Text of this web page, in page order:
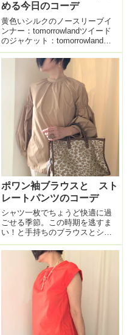
める今日のコーデ
黄色いシルクのノースリーブイ
ンナー：tomorrowlandツイード
のジャケット：tomorrowlandス
カート：tomorrowlandバッグ：
FENDIパンプス：PELLICO本
日、上から下までtomorrowland
のコーデ。なんと...
ポワン袖ブラウスと スト
レートパンツのコーデ
シャツ一枚でちょうど快適に過
ごせる季節。この時期を逃すま
い！と手持ちのブラウスとシャ
ツを片っ端から総動員させてコ
ーデを組む。このポワン袖のブ
ラウスは気に入って去年から大
切に保管しながら着ているも
の。パリッとハリのある素材、
首が詰まったバンド...